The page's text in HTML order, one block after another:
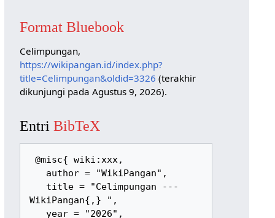
Format Bluebook
Celimpungan,
https://wikipangan.id/index.php?
title=Celimpungan&oldid=3326 (terakhir
dikunjungi pada Agustus 9, 2026).
Entri BibTeX
@misc{ wiki:xxx,
WikiPangan{,} ",